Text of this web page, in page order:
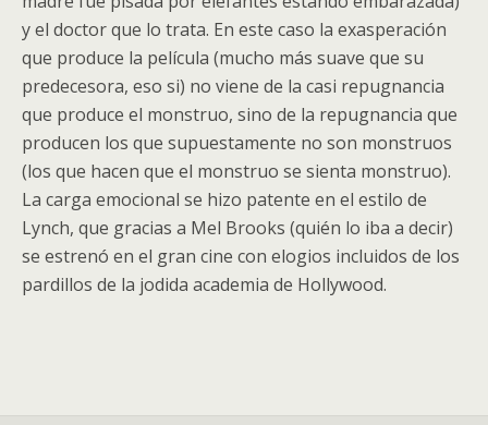
y el doctor que lo trata. En este caso la exasperación
que produce la película (mucho más suave que su
predecesora, eso si) no viene de la casi repugnancia
que produce el monstruo, sino de la repugnancia que
producen los que supuestamente no son monstruos
(los que hacen que el monstruo se sienta monstruo).
La carga emocional se hizo patente en el estilo de
Lynch, que gracias a Mel Brooks (quién lo iba a decir)
se estrenó en el gran cine con elogios incluidos de los
pardillos de la jodida academia de Hollywood.